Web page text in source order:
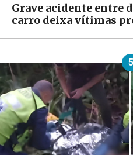
Grave acidente entre
carro deixa vítimas
5